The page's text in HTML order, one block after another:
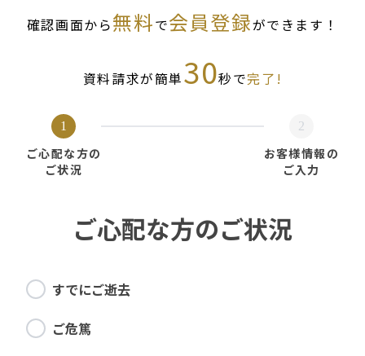
確認画面から無料で会員登録ができます！
資料請求が簡単30秒で完了!
1
ご心配な方の
ご状況
2
お客様情報の
ご入力
ご心配な方のご状況
すでにご逝去
ご危篤